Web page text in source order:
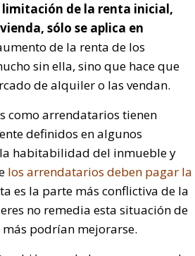
limitación de la renta inicial,
sólo se aplica en
de la renta de los
sin ella, sino que hace que
de alquiler o las vendan.
como arrendatarios tienen
definidos en algunos
habitabilidad del inmueble y
los arrendatarios deben pagar la
es la parte más conflictiva de la
no remedia esta situación de
podrían mejorarse.